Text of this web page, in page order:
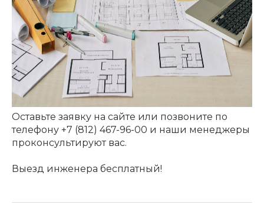
Оставьте заявку на сайте или позвоните по
телефону +7 (812) 467-96-00 и наши менеджеры
проконсультируют вас.
Выезд инженера бесплатный!